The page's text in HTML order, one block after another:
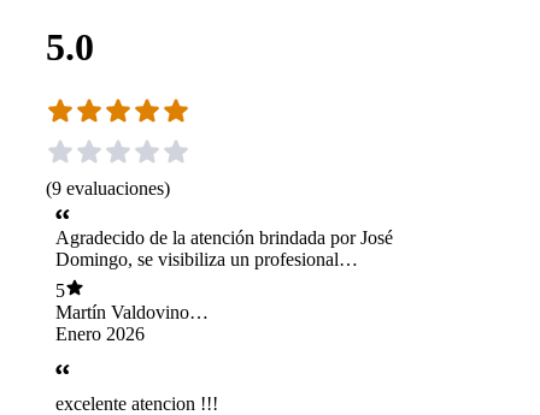
5.0
(9 evaluaciones)
Agradecido de la atención brindada por José
Domingo, se visibiliza un profesional
comprometido con la salud de sus pacientes.
5
Martín Valdovinos
Romero
Enero 2026
excelente atencion !!!